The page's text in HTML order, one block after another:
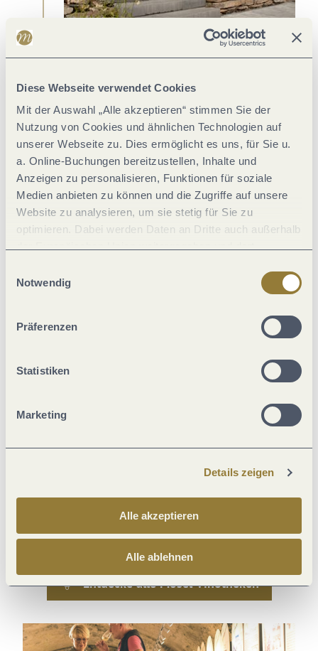
Diese Webseite verwendet Cookies
Mit der Auswahl „Alle akzeptieren“ stimmen Sie der
Nutzung von Cookies und ähnlichen Technologien auf
unserer Webseite zu. Dies ermöglicht es uns, für Sie u.
a. Online-Buchungen bereitzustellen, Inhalte und
Anzeigen zu personalisieren, Funktionen für soziale
Medien anbieten zu können und die Zugriffe auf unsere
Website zu analysieren, um sie stetig für Sie zu
optimieren. Dabei werden Daten an Dritte auch außerhalb
jederzeit widerrufen werden. Mit der Auswahl "Alle
ablehnen" kann es zu Beeinträchtigungen in der Nutzung
Notwendig
Präferenzen
Statistiken
Marketing
Details zeigen
Alle akzeptieren
Alle ablehnen
Sinnliche Kontraste mitten in Weinreben
Weingut Kühner-Adams, Mehring
5
Preisgekröntes
Design
WeinKulturgut
Longen-
Schlöder,
Longuich
6
Eigenwillig
rund
Weingut
Regnery,
Klüsserath
7
Weinprobe
mit
Weingut
Ludger
Veit,
Osann-
Monzel
8
Schiefer
trifft
Bauhausstil
Weingut
Pauly,
Lieser
9
Verkostung
in
Lagen
Rebenhof
Manufaktur,
Ürzig
10
Zwei
unter
Dach
Vinothek
Ernst
11
Kulinarische
Auszeit
Ausblick
Weingut
Ernst
12
Tradition
trifft
Weingut
Leo
Fuchs,
Pommern
Mehr Elemente anzeigen
Eintauchen in die Welt des
Fülle gegenüber. Unsere Winzerinnen und Winzer laden dich
dich gerne.
Erinnerung an
für Freunde und
Verwandte erwerben. Die ganze Vielfalt der Region wird in
unseren Orts- und Gebietsvinotheken deutlich. In stilvollem
Orts- & Gebietsvinotheken
Entdecke alle Mosel-Vinotheken